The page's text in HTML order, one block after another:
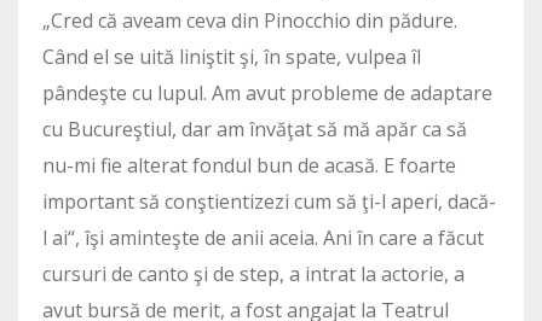
„Cred că aveam ceva din Pinocchio din pădure.
Când el se uită liniştit şi, în spate, vulpea îl
pândeşte cu lupul. Am avut probleme de adaptare
cu Bucureştiul, dar am învăţat să mă apăr ca să
nu-mi fie alterat fondul bun de acasă. E foarte
important să conştientizezi cum să ţi-l aperi, dacă-
l ai“, îşi aminteşte de anii aceia. Ani în care a făcut
cursuri de canto şi de step, a intrat la actorie, a
avut bursă de merit, a fost angajat la Teatrul